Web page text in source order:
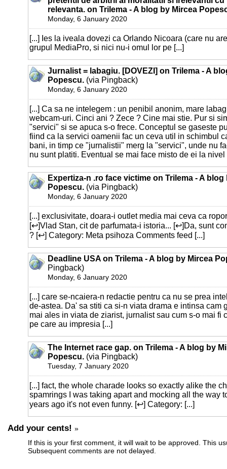
relevanta. on Trilema - A blog by Mircea
Monday, 6 January 2020
[...] Ies la iveala dovezi ca Orlando Nicoara (care nu
grupul MediaPro, si nici nu-i omul lor pe [...]
Jurnalist = labagiu. [DOVEZI] on Trilema - A
Popescu. (via Pingback)
Monday, 6 January 2020
[...] Ca sa ne intelegem : un penibil anonim, mare
webcam-uri. Cinci ani ? Zece ? Cine mai stie. Pur si
"servici" si se apuca s-o frece. Conceptul se gaseste
fiind ca la servici oamenii fac un ceva util in schimbul
bani, in timp ce "jurnalistii" merg la "servici", unde nu
nu sunt platiti. Eventual se mai face misto de ei la nivel
Expertiza-n .ro face victime on Trilema - A blog
Popescu. (via Pingback)
Monday, 6 January 2020
[...] exclusivitate, doara-i outlet media mai ceva ca
[↩]Vlad Stan, cit de parfumata-i istoria... [↩]Da, sunt
? [↩] Category: Meta psihoza Comments feed [...]
Deadline USA on Trilema - A blog by Mircea
Pingback)
Monday, 6 January 2020
[...] care se-ncaiera-n redactie pentru ca nu se prea
de-astea. Da' sa stiti ca si-n viata drama e intinsa cam
mai ales in viata de ziarist, jurnalist sau cum s-o mai fi
pe care au impresia [...]
The Internet race gap. on Trilema - A blog by
Popescu. (via Pingback)
Tuesday, 7 January 2020
[...] fact, the whole charade looks so exactly alike the
spamrings I was taking apart and mocking all the way
years ago it's not even funny. [↩] Category: [...]
Add your cents! »
If this is your first comment, it will wait to be approved. This
Subsequent comments are not delayed.